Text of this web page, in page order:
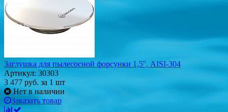
Заглушка для пылесосной форсунки 1,5'', AISI-304
Артикул: 30303
3 477 руб. за 1 шт
Нет в наличии
Заказать товар